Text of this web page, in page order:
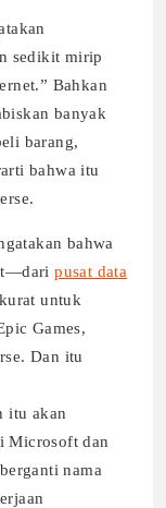
sedikit mirip
Bahkan
banyak
barang,
bahwa itu
bahwa
pusat data
untuk
Games,
Dan itu
itu akan
Microsoft dan
nama